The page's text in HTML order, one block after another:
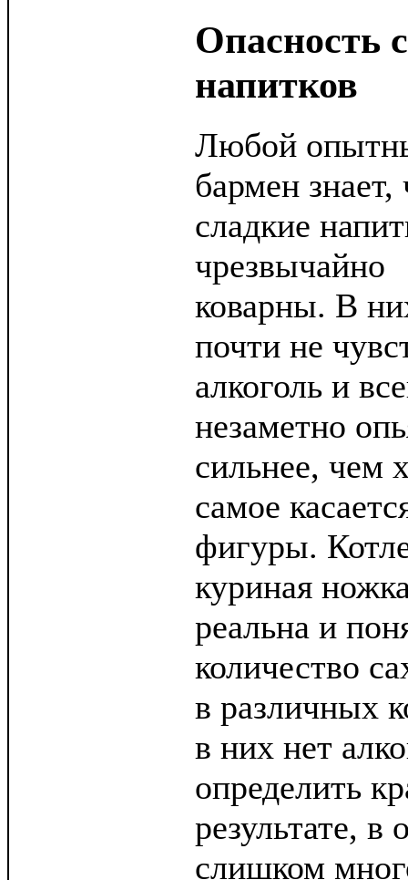
Опасность
напитков
Любой
бармен знает,
сладкие
чрезвычайно
коварны. В
почти не
алкоголь и
незаметно
сильнее, чем
самое
фигуры.
куриная
реальна и
количество
в различных
в них нет
определить
результате, в
слишком